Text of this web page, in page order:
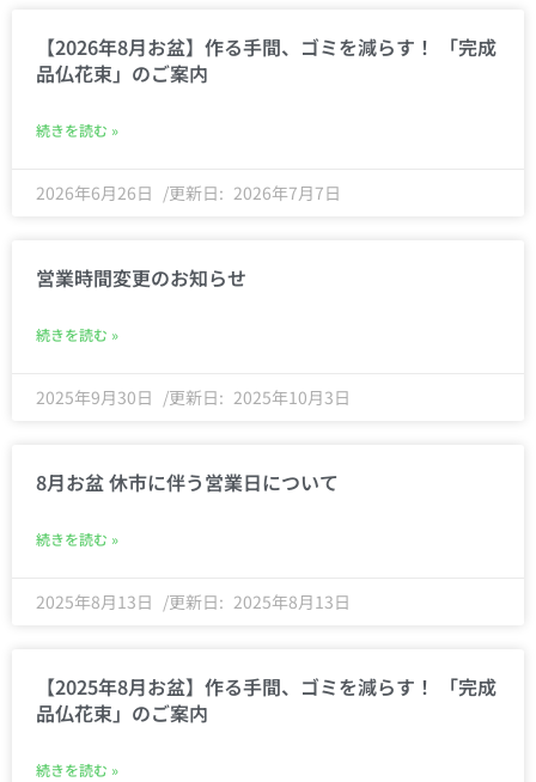
【2026年8月お盆】作る手間、ゴミを減らす！ 「完成
品仏花束」のご案内
続きを読む »
2026年6月26日 2026年7月7日
営業時間変更のお知らせ
続きを読む »
2025年9月30日 2025年10月3日
8月お盆 休市に伴う営業日について
続きを読む »
2025年8月13日 2025年8月13日
【2025年8月お盆】作る手間、ゴミを減らす！ 「完成
品仏花束」のご案内
続きを読む »